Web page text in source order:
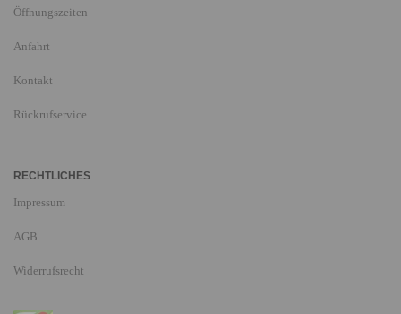
Öffnungszeiten
Anfahrt
Kontakt
Rückrufservice
RECHTLICHES
Impressum
AGB
Widerrufsrecht